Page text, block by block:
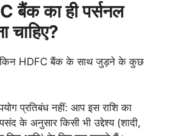
बैंक का ही पर्सनल
चाहिए?
HDFC बैंक के साथ जुड़ने के कुछ
प्रतिबंध नहीं: आप इस राशि का
के अनुसार किसी भी उद्देश्य (शादी,